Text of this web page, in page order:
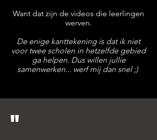
Want dat zijn de videos die leerlingen
werven.
De enige kanttekening is dat ik niet
voor twee scholen in hetzelfde gebied
ga helpen. Dus willen jullie
samenwerken... werf mij dan snel ;)
"